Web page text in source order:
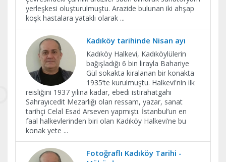
yerleşkesi oluşturulmuştu. Arazide bulunan iki ahşap
köşk hastalara yataklı olarak ...
Kadıköy tarihinde Nisan ayı
Kadıköy Halkevi, Kadıköylülerin
bağışladığı 6 bin lirayla Bahariye
Gül sokakta kiralanan bir konakta
1935’te kurulmuştu. Halkevi'nin ilk
reisliğini 1937 yılına kadar, ebedi istirahatgahı
Sahrayıcedit Mezarlığı olan ressam, yazar, sanat
tarihçi Celal Esad Arseven yapmıştı. İstanbul’un en
faal halkevlerinden biri olan Kadıköy Halkevi’ne bu
konak yete ...
Fotoğraflı Kadıköy Tarihi -